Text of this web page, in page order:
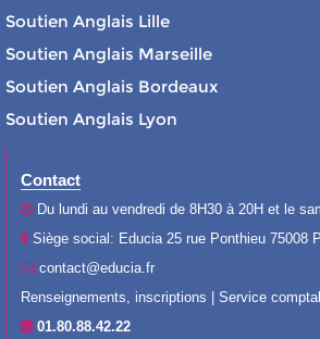
Soutien Anglais Lille
Soutien Anglais Marseille
Soutien Anglais Bordeaux
Soutien Anglais Lyon
Contact
Du lundi au vendredi de 8H30 à 20H et le
Siège social: Educia 25 rue Ponthieu 75008
contact@educia.fr
Renseignements, inscriptions | Service
01.80.88.42.22